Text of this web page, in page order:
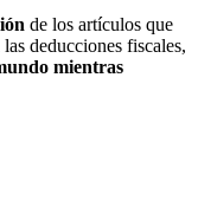
de los artículos que
deducciones fiscales,
mientras